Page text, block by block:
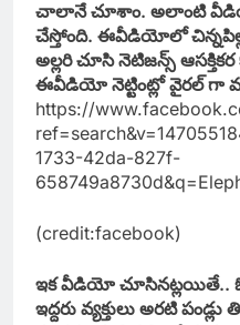
చాలానే చూశాం. అలాంటి
చేస్తోంది. ఈవీడియోలో
అల్లరి చూసి నెటిజన్స్ ఆసక్తికర
ఈవీడియో నెట్టింట్లో వైరల్ గా
https://
1733-42da-827f-
(credit:facebook)
ఇక వీడియో చూసినట్లయితే.. ఓ
ఇద్దరు వ్యక్తులు అరటి